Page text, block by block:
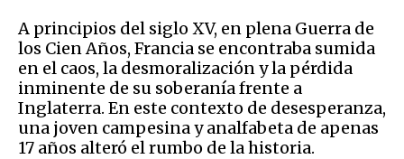
A principios del siglo XV, en plena Guerra de
los Cien Años, Francia se encontraba sumida
en el caos, la desmoralización y la pérdida
inminente de su soberanía frente a
Inglaterra. En este contexto de desesperanza,
una joven campesina y analfabeta de apenas
17 años alteró el rumbo de la historia.